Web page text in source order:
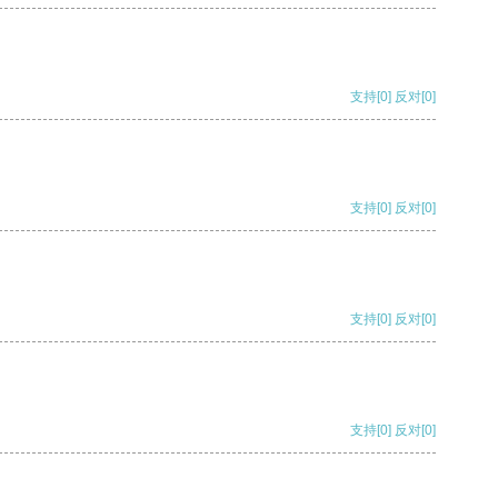
支持[0] 反对[0]
支持[0] 反对[0]
支持[0] 反对[0]
支持[0] 反对[0]